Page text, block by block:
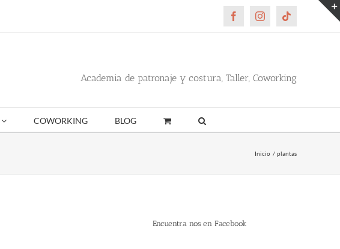
FacebookInstagramTiktok
Academia de patronaje y costura, Taller, Coworking
COWORKING BLOG
Inicio plantas
Encuentra nos en Facebook